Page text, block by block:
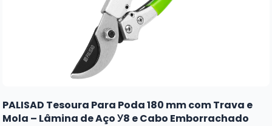
Luzes Solares Externas Dazzle Bright, 2 Unidades,
120 LEDs, Multicoloridas, 8 Modos, À Prova D\'água,